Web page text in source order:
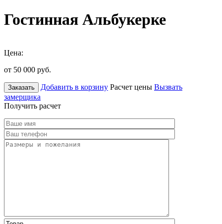
Гостинная Альбукерке
Цена:
от 50 000 руб.
Заказать Добавить в корзину Расчет цены Вызвать
замерщика
Получить расчет